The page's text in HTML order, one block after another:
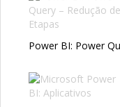
Power BI: Power